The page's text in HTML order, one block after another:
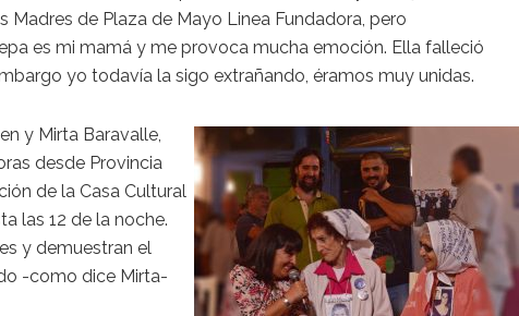
Madres de Plaza de Mayo Linea Fundadora, pero
es mi mamá y me provoca mucha emoción. Ella falleció
yo todavía la sigo extrañando, éramos muy unidas.
y Mirta Baravalle,
desde Provincia
de la Casa Cultural
las 12 de la noche.
y demuestran el
-como dice Mirta-